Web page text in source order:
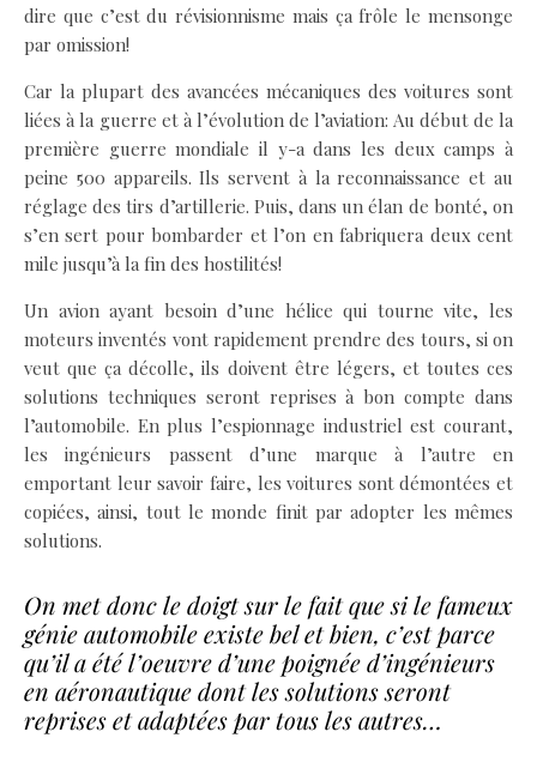
dire que c’est du révisionnisme mais ça frôle le mensonge
par omission!
Car la plupart des avancées mécaniques des voitures sont
liées à la guerre et à l’évolution de l’aviation: Au début de la
première guerre mondiale il y-a dans les deux camps à
peine 500 appareils. Ils servent à la reconnaissance et au
réglage des tirs d’artillerie. Puis, dans un élan de bonté, on
s’en sert pour bombarder et l’on en fabriquera deux cent
mile jusqu’à la fin des hostilités!
Un avion ayant besoin d’une hélice qui tourne vite, les
moteurs inventés vont rapidement prendre des tours, si on
veut que ça décolle, ils doivent être légers, et toutes ces
solutions techniques seront reprises à bon compte dans
l’automobile. En plus l’espionnage industriel est courant,
les ingénieurs passent d’une marque à l’autre en
emportant leur savoir faire, les voitures sont démontées et
copiées, ainsi, tout le monde finit par adopter les mêmes
solutions.
On met donc le doigt sur le fait que si le fameux
génie automobile existe bel et bien, c’est parce
qu’il a été l’oeuvre d’une poignée d’ingénieurs
en aéronautique dont les solutions seront
reprises et adaptées par tous les autres…